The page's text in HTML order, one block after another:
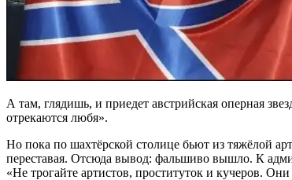
А там, глядишь, и приедет австрийская оперная
отрекаются любя».
Но пока по шахтёрской столице бьют из тяжёлой
переставая. Отсюда вывод: фальшиво вышло. К
«Не трогайте артистов, проституток и кучеров.